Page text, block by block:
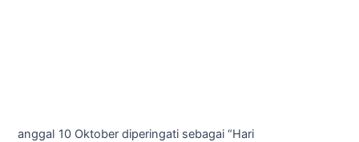
anggal 10 Oktober diperingati sebagai “Hari